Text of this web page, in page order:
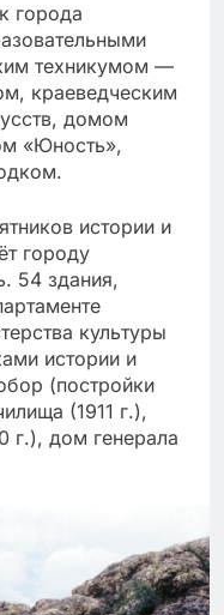
города
техникумом —
краеведческим
домом
«Юность»,
истории и
городу
54 здания,
культуры
истории и
(постройки
(1911 г.),
г.), дом генерала